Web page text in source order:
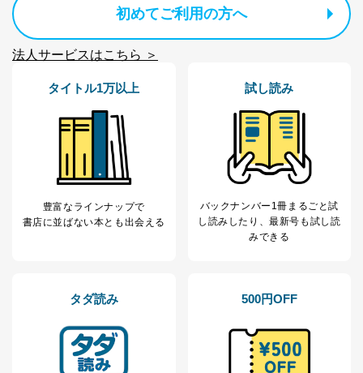
護管理者の責任のもと、個人情報を取得・アクセス・利
用・提供・管理いたします。
東京都渋谷区南平台町16-11
代表取締役会長 西野 伸一郎
田 嘉也
当社が取り扱う開示対象個人情報の利用目的は次のとお
No
個人情報の種類 利用目的
ービス等をご利用
購入商品の配送のため
個人が特定できない形で取得した
析して、趣味・嗜好に
応じた新商品・サービスに関する
初めてご利用の方へ
法人サービスはこちら ＞
タイトル1万以上
豊富なラインナップで
書店に並ばない本とも出会える
試し読み
バックナンバー1冊まるごと試
し読み したり、最新号も試し読
みできる
タダ読み 500円OFF